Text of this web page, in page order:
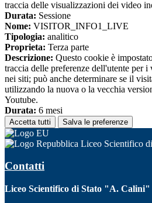
traccia delle visualizzazioni dei video
Durata: Sessione
Nome: VISITOR_INFO1_LIVE
Tipologia: analitico
Proprieta: Terza parte
Descrizione: Questo cookie è
traccia delle preferenze dell'utente per
nei siti; può anche determinare se il
utilizzando la nuova o la vecchia
Youtube.
Durata: 6 mesi
Accetta tutti Salva le preferenze
Liceo Scientifico
Contatti
Liceo Scientifico di Stato "A. Calini"